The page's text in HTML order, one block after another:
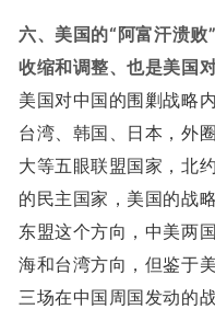
六、美国的“阿富汗溃败
收缩和调整、也是美国
美国对中国的围剿战略
台湾、韩国、日本，外
大等五眼联盟国家，北
的民主国家，美国的战
东盟这个方向，中美两
海和台湾方向，但鉴于
三场在中国周国发动的